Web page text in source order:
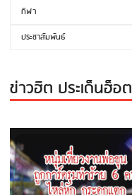
กีฬา
ประชาสัมพันธ์
ข่าวฮิต ประเด็นฮ็อต